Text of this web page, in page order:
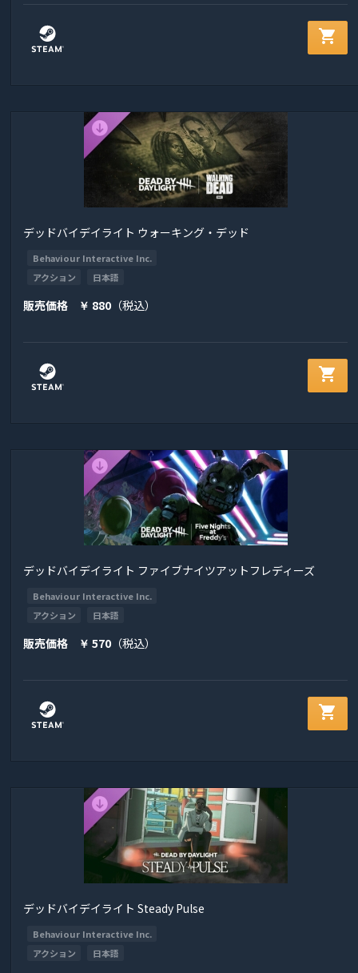
shopping_cart
デッドバイデイライト ウォーキング・デッド
Behaviour Interactive Inc.
アクション
日本語
販売価格 ￥ 880 （税込）
shopping_cart
デッドバイデイライト ファイブナイツアットフレディーズ
Behaviour Interactive Inc.
アクション
日本語
販売価格 ￥ 570 （税込）
shopping_cart
デッドバイデイライト Steady Pulse
Behaviour Interactive Inc.
アクション
日本語